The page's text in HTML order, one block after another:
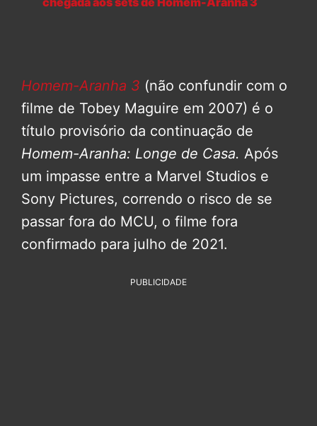
Homem-Aranha 3 (não confundir com o
filme de Tobey Maguire em 2007) é o
título provisório da continuação de
Homem-Aranha: Longe de Casa. Após
um impasse entre a Marvel Studios e
Sony Pictures, correndo o risco de se
passar fora do MCU, o filme fora
confirmado para julho de 2021.
PUBLICIDADE